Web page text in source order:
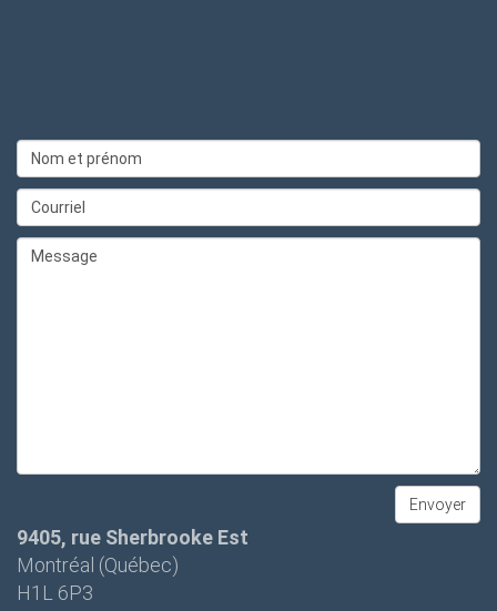
9405, rue Sherbrooke Est
Montréal (Québec)
H1L 6P3